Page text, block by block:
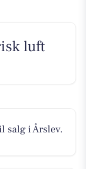
luft
salg i Årslev.